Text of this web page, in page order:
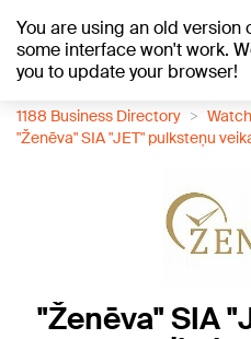
You are using an old version
some interface won't work.
you to update your browser!
+16°C
1188 Business Directory
"Ženēva" SIA "JET" pulksteņu
"Ženēva" SIA